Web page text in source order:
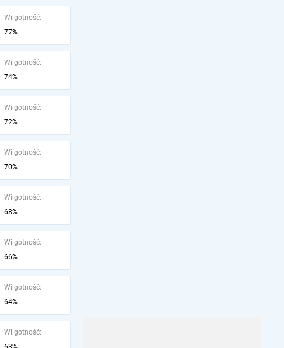
Wilgotność:
77%
Wilgotność:
74%
Wilgotność:
72%
Wilgotność:
70%
Wilgotność:
68%
Wilgotność:
66%
Wilgotność:
64%
Wilgotność: